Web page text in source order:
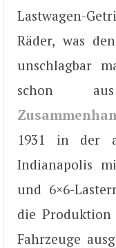
Lastwagen-
Räder, was
unschlagbar
schon
1931 in der
Indianapolis
und 6×6-
die
Fahrzeuge